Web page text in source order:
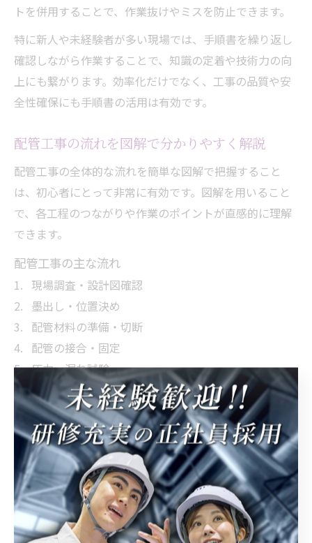
トを併用することで、作業抜けやミスを防止できます。
特に新人や未経験者が多い現場では、手順書を繰り返し
確認しながら作業することで、知識の定着や技術力の向
上にも繋がります。効率化だけでなく、工事の品質や安
全性確保にも手順書の活用は有効です。
配管工事の流れを図解で分かりやすく解説
配管工事の全体的な流れを簡単な図解で把握すること
は、初心者にとって非常に有効です。図解を用いること
で、各工程のつながりや作業のポイントが直感的に理解
できます。
配管工事の主な流れ
現場調査・設計図確認
墨出し・位置決め
配管材料の準備・切断
配管の接合・固定
圧力・漏れ試験
最終確認・清掃
このような流れを図やフローチャートで示すことで、各
作業の役割や注意点が整理され、現場での混乱を防げま
す。配管工事の現場は多様ですが、基本の流れを押さえ
ておくことで応用力も身につきます。